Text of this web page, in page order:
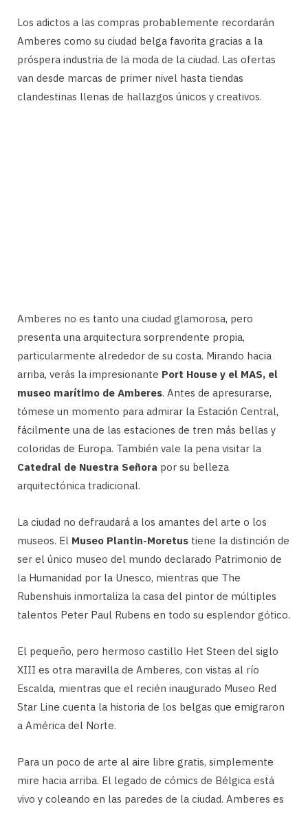
Los adictos a las compras probablemente recordarán
Amberes como su ciudad belga favorita gracias a la
próspera industria de la moda de la ciudad. Las ofertas
van desde marcas de primer nivel hasta tiendas
clandestinas llenas de hallazgos únicos y creativos.
Amberes no es tanto una ciudad glamorosa, pero
presenta una arquitectura sorprendente propia,
particularmente alrededor de su costa. Mirando hacia
arriba, verás la impresionante Port House y el MAS, el
museo marítimo de Amberes. Antes de apresurarse,
tómese un momento para admirar la Estación Central,
fácilmente una de las estaciones de tren más bellas y
coloridas de Europa. También vale la pena visitar la
Catedral de Nuestra Señora por su belleza
arquitectónica tradicional.
La ciudad no defraudará a los amantes del arte o los
museos. El Museo Plantin-Moretus tiene la distinción de
ser el único museo del mundo declarado Patrimonio de
la Humanidad por la Unesco, mientras que The
Rubenshuis inmortaliza la casa del pintor de múltiples
talentos Peter Paul Rubens en todo su esplendor gótico.
El pequeño, pero hermoso castillo Het Steen del siglo
XIII es otra maravilla de Amberes, con vistas al río
Escalda, mientras que el recién inaugurado Museo Red
Star Line cuenta la historia de los belgas que emigraron
a América del Norte.
Para un poco de arte al aire libre gratis, simplemente
mire hacia arriba. El legado de cómics de Bélgica está
vivo y coleando en las paredes de la ciudad. Amberes es